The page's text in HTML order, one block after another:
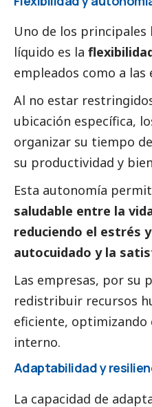
Uno de los
líquido es la
empleados como a las
Al no estar
ubicación específica,
organizar su tiempo
su productividad y
Esta autonomía
saludable entre la
reduciendo el estrés
autocuidado y la
Las empresas, por su
redistribuir recursos
eficiente, optimizando
interno.
Adaptabilidad y
La capacidad de